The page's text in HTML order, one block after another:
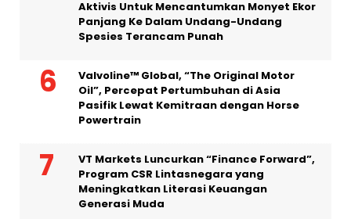
NABR: Untuk Kedua Kalinya, Dinas
Perikanan dan Satwa Liar A.S. Tolak Petisi
Aktivis Untuk Mencantumkan Monyet Ekor
Spesies Terancam Punah
Valvoline™ Global, “The Original Motor
Oil”, Percepat Pertumbuhan di Asia
VT Markets Luncurkan “Finance Forward”,
Program CSR Lintasnegara yang